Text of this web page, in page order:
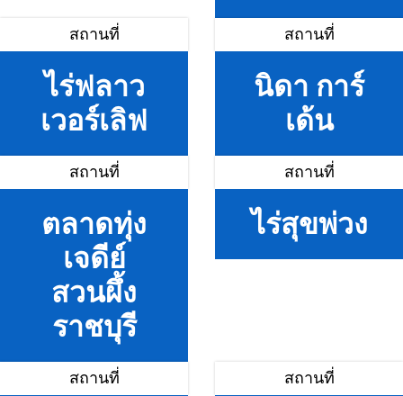
สถานที่
ไร่ฟลาว
เวอร์เลิฟ
สถานที่
นิดา การ์
เด้น
สถานที่
ตลาดทุ่ง
เจดีย์
สวนผึ้ง
ราชบุรี
สถานที่
ไร่สุขพ่วง
สถานที่ สถานที่